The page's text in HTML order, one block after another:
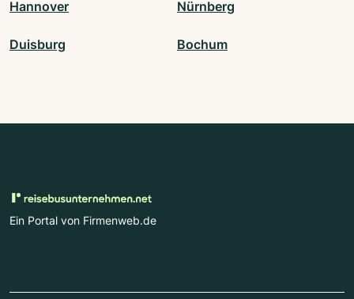
Hannover Nürnberg
Duisburg Bochum
Ein Portal von Firmenweb.de